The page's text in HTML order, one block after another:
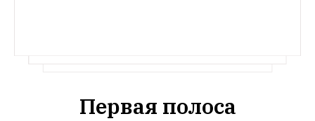
Первая полоса